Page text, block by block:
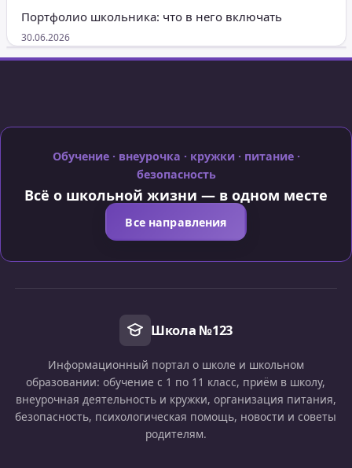
Портфолио школьника: что в него включать
30.06.2026
Обучение · внеурочка · кружки · питание ·
безопасность
Всё о школьной жизни — в одном месте
Все направления
Школа №123
Информационный портал о школе и школьном
образовании: обучение с 1 по 11 класс, приём в школу,
внеурочная деятельность и кружки, организация питания,
безопасность, психологическая помощь, новости и советы
родителям.